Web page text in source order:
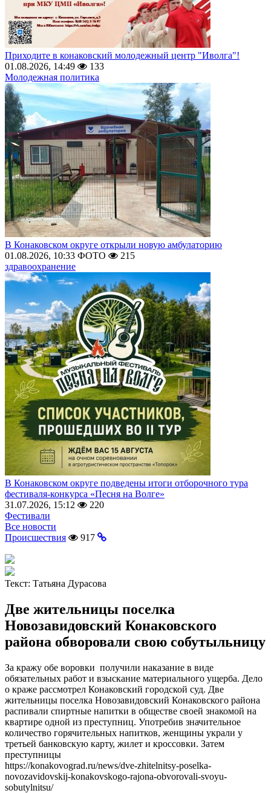
Приходите в конаковский молодежный центр "Иволга"!
01.08.2026, 14:49
133
Молодежная политика
В Конаковском округе открыли новую амбулаторию
01.08.2026, 10:33 ФОТО
215
здравоохранение
В Конаковском округе подведены итоги отборочного тура
фестиваля-конкурса «Песня на Волге»
31.07.2026, 15:12
220
Фестивали
Все новости
Происшествия
917
Текст: Татьяна Дурасова
Две жительницы поселка
Новозавидовский Конаковского
района обворовали свою собутыльницу
За кражу обе воровки получили наказание в виде
обязательных работ и взыскание материального ущерба. Дело
о краже рассмотрел Конаковский городской суд. Две
жительницы поселка Новозавидовский Конаковского района
распивали спиртные напитки в обществе своей знакомой на
квартире одной из преступниц. Употребив значительное
количество горячительных напитков, женщины украли у
третьей банковскую карту, жилет и кроссовки. Затем
преступницы
https://konakovograd.ru/news/dve-zhitelnitsy-poselka-
novozavidovskij-konakovskogo-rajona-obvorovali-svoyu-
sobutylnitsu/